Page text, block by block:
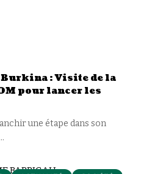
: Visite de la
pour lancer les
une étape dans son
…